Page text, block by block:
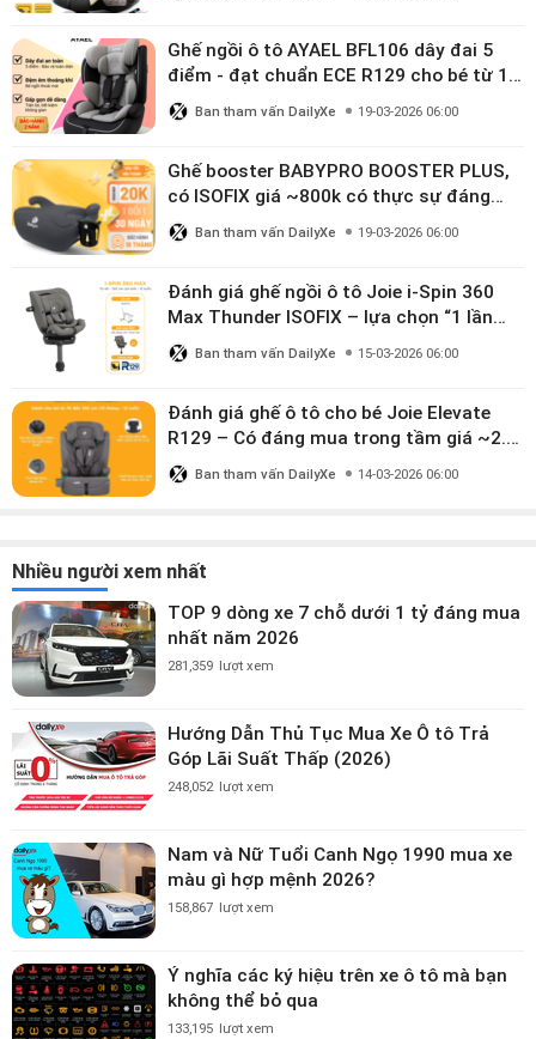
Ghế ngồi ô tô AYAEL BFL106 dây đai 5
điểm - đạt chuẩn ECE R129 cho bé từ 1–
10 tuổi
Ban tham vấn DailyXe 19-03-2026 06:00
Ghế booster BABYPRO BOOSTER PLUS,
có ISOFIX giá ~800k có thực sự đáng
mua?
Ban tham vấn DailyXe 19-03-2026 06:00
Đánh giá ghế ngồi ô tô Joie i-Spin 360
Max Thunder ISOFIX – lựa chọn “1 lần
dùng đến 12 năm” có đáng giá gần 9
triệu?
Ban tham vấn DailyXe 15-03-2026 06:00
Đánh giá ghế ô tô cho bé Joie Elevate
R129 – Có đáng mua trong tầm giá ~2.8
triệu?
Ban tham vấn DailyXe 14-03-2026 06:00
Nhiều người xem nhất
TOP 9 dòng xe 7 chỗ dưới 1 tỷ đáng mua
nhất năm 2026
281,359 lượt xem
Hướng Dẫn Thủ Tục Mua Xe Ô tô Trả
Góp Lãi Suất Thấp (2026)
248,052 lượt xem
Nam và Nữ Tuổi Canh Ngọ 1990 mua xe
màu gì hợp mệnh 2026?
158,867 lượt xem
Ý nghĩa các ký hiệu trên xe ô tô mà bạn
không thể bỏ qua
133,195 lượt xem